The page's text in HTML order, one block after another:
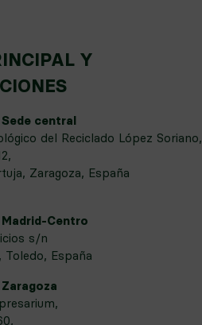
Y
Sede central
del Reciclado López Soriano,
Zaragoza, España
Madrid-Centro
s/n
Toledo, España
Zaragoza